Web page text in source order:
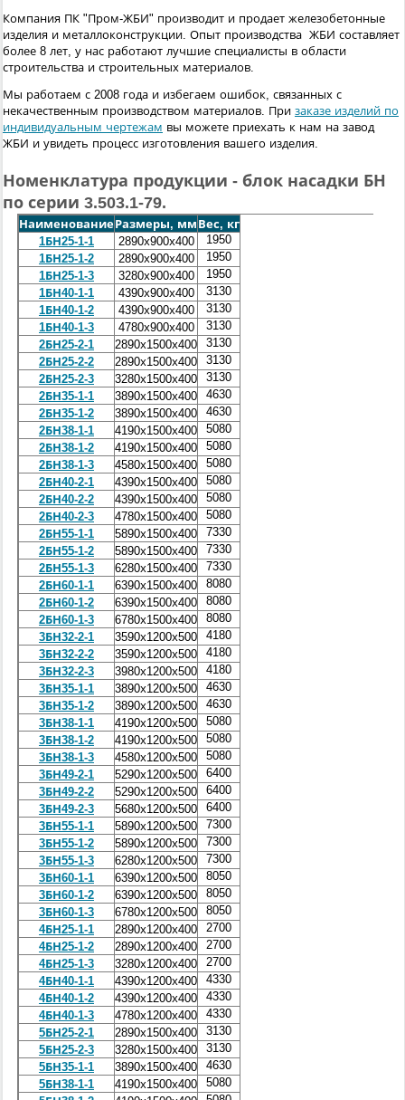
Компания ПК "Пром-ЖБИ" производит и продает железобетонные
изделия и металлоконструкции. Опыт производства ЖБИ составляет
более 8 лет, у нас работают лучшие специалисты в области
строительства и строительных материалов.
Мы работаем с 2008 года и избегаем ошибок, связанных с
некачественным производством материалов. При заказе изделий по
индивидуальным чертежам вы можете приехать к нам на завод
ЖБИ и увидеть процесс изготовления вашего изделия.
Номенклатура продукции - блок насадки БН
по серии 3.503.1-79.
НаименованиеРазмеры, мм Вес, кг
1БН25-1-1
2890х900х400
1950
1БН25-1-2
2890х900х400
1950
1БН25-1-3
3280х900х400
1950
1БН40-1-1
4390х900х400
3130
1БН40-1-2
4390х900х400
3130
1БН40-1-3
4780х900х400
3130
2БН25-2-1
2890х1500х400
3130
2БН25-2-2
2890х1500х400
3130
2БН25-2-3
3280х1500х400
3130
2БН35-1-1
3890х1500х400
4630
2БН35-1-2
3890х1500х400
4630
2БН38-1-1
4190х1500х400
5080
2БН38-1-2
4190х1500х400
5080
2БН38-1-3
4580х1500х400
5080
2БН40-2-1
4390х1500х400
5080
2БН40-2-2
4390х1500х400
5080
2БН40-2-3
4780х1500х400
5080
2БН55-1-1
5890х1500х400
7330
2БН55-1-2
5890х1500х400
7330
2БН55-1-3
6280х1500х400
7330
2БН60-1-1
6390х1500х400
8080
2БН60-1-2
6390х1500х400
8080
2БН60-1-3
6780х1500х400
8080
3БН32-2-1
3590х1200х500
4180
3БН32-2-2
3590х1200х500
4180
3БН32-2-3
3980х1200х500
4180
3БН35-1-1
3890х1200х500
4630
3БН35-1-2
3890х1200х500
4630
3БН38-1-1
4190х1200х500
5080
3БН38-1-2
4190х1200х500
5080
3БН38-1-3
4580х1200х500
5080
3БН49-2-1
5290х1200х500
6400
3БН49-2-2
5290х1200х500
6400
3БН49-2-3
5680х1200х500
6400
3БН55-1-1
5890х1200х500
7300
3БН55-1-2
5890х1200х500
7300
3БН55-1-3
6280х1200х500
7300
3БН60-1-1
6390х1200х500
8050
3БН60-1-2
6390х1200х500
8050
3БН60-1-3
6780х1200х500
8050
4БН25-1-1
2890х1200х400
2700
4БН25-1-2
2890х1200х400
2700
4БН25-1-3
3280х1200х400
2700
4БН40-1-1
4390х1200х400
4330
4БН40-1-2
4390х1200х400
4330
4БН40-1-3
4780х1200х400
4330
5БН25-2-1
2890х1500х400
3130
5БН25-2-3
3280х1500х400
3130
5БН35-1-1
3890х1500х400
4630
5БН38-1-1
4190х1500х400
5080